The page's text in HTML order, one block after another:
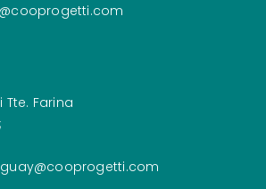
Tte. Farina